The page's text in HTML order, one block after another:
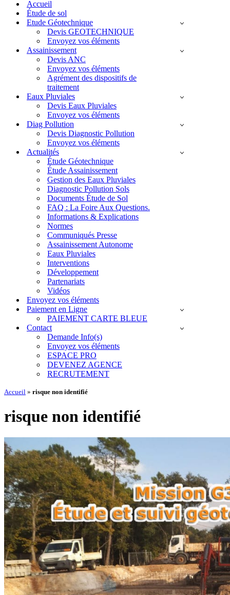
navigationAccueil
Étude de sol
Etude Géotechnique
Devis GEOTECHNIQUE
Envoyez vos éléments
Assainissement
Devis ANC
Envoyez vos éléments
Agrément des dispositifs de
traitement
Eaux Pluviales
Devis Eaux Pluviales
Envoyez vos éléments
Diag Pollution
Devis Diagnostic Pollution
Envoyez vos éléments
Actualités
Étude Géotechnique
Étude Assainissement
Gestion des Eaux Pluviales
Diagnostic Pollution Sols
Documents Étude de Sol
FAQ : La Foire Aux Questions.
Informations & Explications
Normes
Communiqués Presse
Assainissement Autonome
Eaux Pluviales
Interventions
Développement
Partenariats
Vidéos
Envoyez vos éléments
Paiement en Ligne
PAIEMENT CARTE BLEUE
Contact
Demande Info(s)
Envoyez vos éléments
ESPACE PRO
DEVENEZ AGENCE
RECRUTEMENT
Accueil » risque non identifié
risque non identifié